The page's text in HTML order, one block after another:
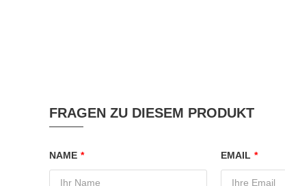
FRAGEN ZU DIESEM PRODUKT
NAME * EMAIL *